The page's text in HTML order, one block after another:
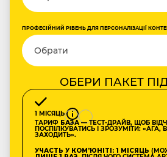
ПРОФЕСІЙНИЙ РІВЕНЬ ДЛЯ ПЕРСОНАЛІЗАЦІЇ
ОБЕРИ ПАКЕТ
1 МІСЯЦЬ
ТАРИФ БАЗА— ТЕСТ-ДРАЙВ, ЩОБ
ПОСПІЛКУВАТИСЬ І ЗРОЗУМІТИ: «АГА,
ЗАХОДИТЬ».
УЧАСТЬ У КОМʼЮНІТІ: 1 МІСЯЦЬ